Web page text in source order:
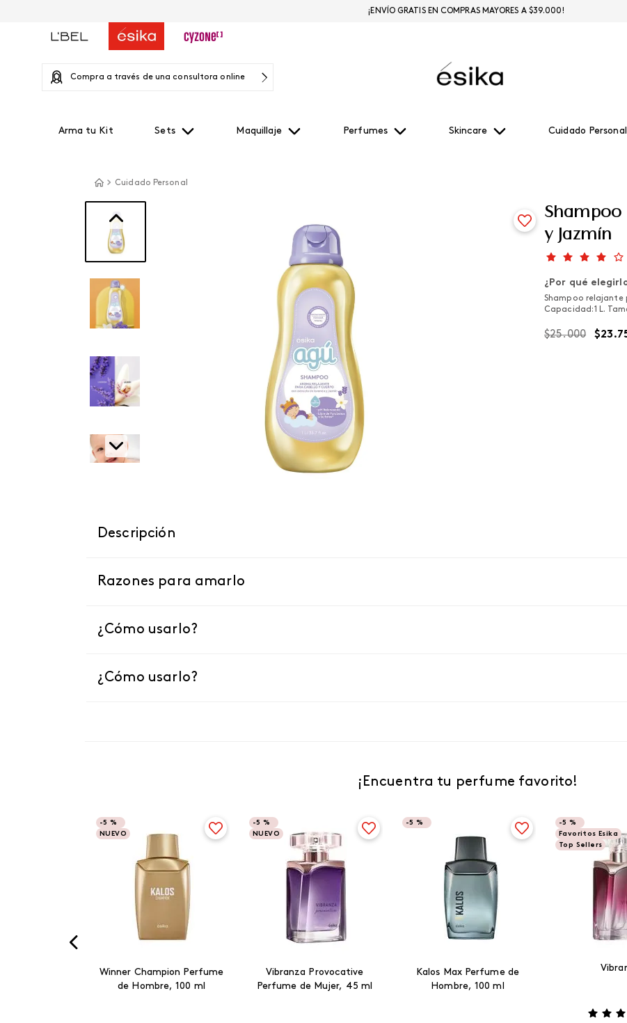
Compra a través de una consultora online
Arma tu Kit Sets Maquillaje Perfumes Skincare Cuidado Personal
¡ENVÍO GRATIS EN COMPRAS MAYORES A $39.000!
Cuidado Personal
Shampoo
y Jazmín
¿Por qué
Shampoo relajante
Capacidad: 1 L.
$25.000 $23.
Descripción
Razones para amarlo
¿Cómo usarlo?
¿Cómo usarlo?
¡Encuentra tu perfume favorito!
-5 %
NUEVO
Winner Champion Perfume
de Hombre, 100 ml
-5 %
NUEVO
Vibranza Provocative
Perfume de Mujer, 45 ml
-5 %
Kalos Max Perfume de
Hombre, 100 ml
-5 %
Favoritos Esika
Top Sellers